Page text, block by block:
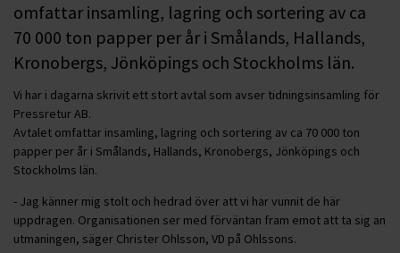
omfattar insamling, lagring och sortering av ca
70 000 ton papper per år i Smålands, Hallands,
Kronobergs, Jönköpings och Stockholms län.
Vi har i dagarna skrivit ett stort avtal som avser tidningsinsamling för
Pressretur AB.
Avtalet omfattar insamling, lagring och sortering av ca 70 000 ton
papper per år i Smålands, Hallands, Kronobergs, Jönköpings och
Stockholms län.
- Jag känner mig stolt och hedrad över att vi har vunnit de här
uppdragen. Organisationen ser med förväntan fram emot att ta sig an
utmaningen, säger Christer Ohlsson, VD på Ohlssons.